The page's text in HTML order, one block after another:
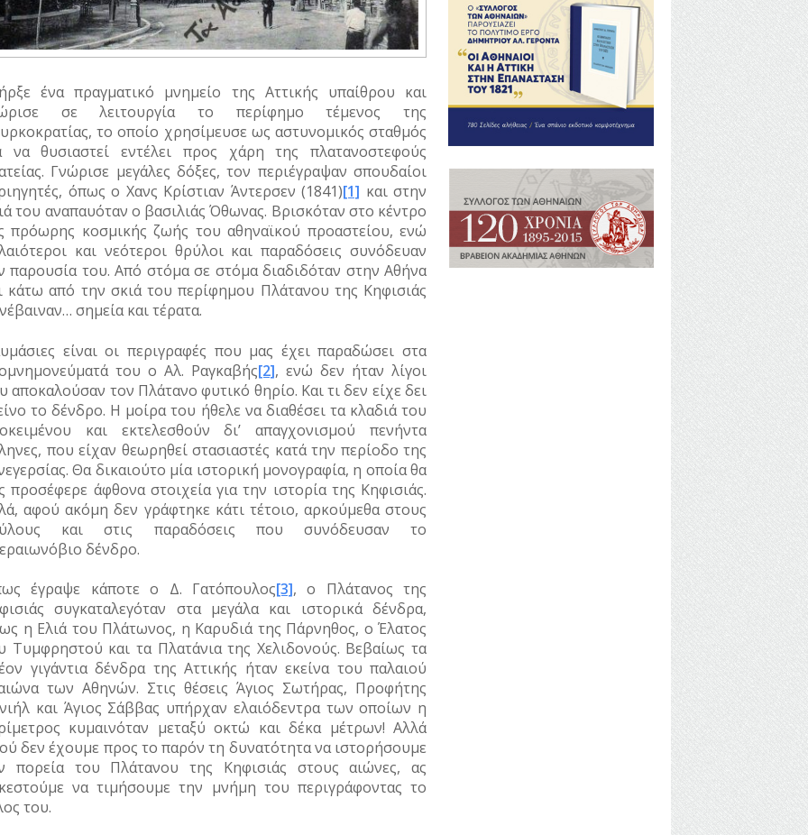
ένα πραγματικό μνημείο της Αττικής υπαίθρου και
σε λειτουργία το περίφημο τέμενος της
το οποίο χρησίμευσε ως αστυνομικός σταθμός
να θυσιαστεί εντέλει προς χάρη της πλατανοστεφούς
Γνώρισε μεγάλες δόξες, τον περιέγραψαν σπουδαίοι
όπως ο Χανς Κρίστιαν Άντερσεν (1841)[1] και στην
του αναπαυόταν ο βασιλιάς Όθωνας. Βρισκόταν στο κέντρο
πρόωρης κοσμικής ζωής του αθηναϊκού προαστείου, ενώ
και νεότεροι θρύλοι και παραδόσεις συνόδευαν
παρουσία του. Από στόμα σε στόμα διαδιδόταν στην Αθήνα
κάτω από την σκιά του περίφημου Πλάτανου της Κηφισιάς
σημεία και τέρατα.
είναι οι περιγραφές που μας έχει παραδώσει στα
του ο Αλ. Ραγκαβής[2], ενώ δεν ήταν λίγοι
αποκαλούσαν τον Πλάτανο φυτικό θηρίο. Και τι δεν είχε δει
το δένδρο. Η μοίρα του ήθελε να διαθέσει τα κλαδιά του
και εκτελεσθούν δι’ απαγχονισμού πενήντα
που είχαν θεωρηθεί στασιαστές κατά την περίοδο της
Θα δικαιούτο μία ιστορική μονογραφία, η οποία θα
προσέφερε άφθονα στοιχεία για την ιστορία της Κηφισιάς.
αφού ακόμη δεν γράφτηκε κάτι τέτοιο, αρκούμεθα στους
και στις παραδόσεις που συνόδευσαν το
δένδρο.
έγραψε κάποτε ο Δ. Γατόπουλος[3], ο Πλάτανος της
συγκαταλεγόταν στα μεγάλα και ιστορικά δένδρα,
η Ελιά του Πλάτωνος, η Καρυδιά της Πάρνηθος, ο Έλατος
Τυμφρηστού και τα Πλατάνια της Χελιδονούς. Βεβαίως τα
γιγάντια δένδρα της Αττικής ήταν εκείνα του παλαιού
των Αθηνών. Στις θέσεις Άγιος Σωτήρας, Προφήτης
και Άγιος Σάββας υπήρχαν ελαιόδεντρα των οποίων η
κυμαινόταν μεταξύ οκτώ και δέκα μέτρων! Αλλά
δεν έχουμε προς το παρόν τη δυνατότητα να ιστορήσουμε
πορεία του Πλάτανου της Κηφισιάς στους αιώνες, ας
να τιμήσουμε την μνήμη του περιγράφοντας το
του.